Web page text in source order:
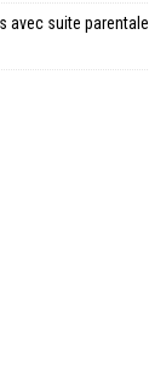
avec suite parentale